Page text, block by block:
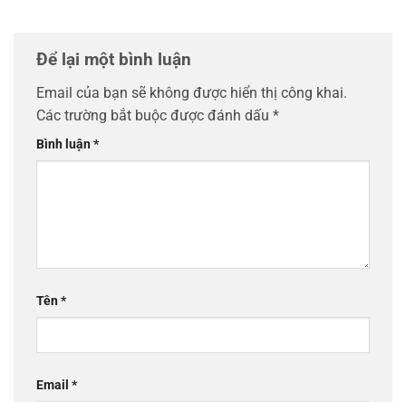
Để lại một bình luận
Email của bạn sẽ không được hiển thị công khai.
Các trường bắt buộc được đánh dấu *
Bình luận*
Tên*
Email *